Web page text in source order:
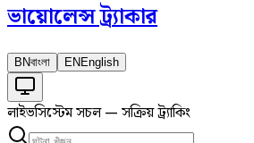
ভায়োলেন্সট্র্যাকার
BNবাংলা EN English
লাইভসিস্টেম সচল — সক্রিয় ট্র্যাকিং